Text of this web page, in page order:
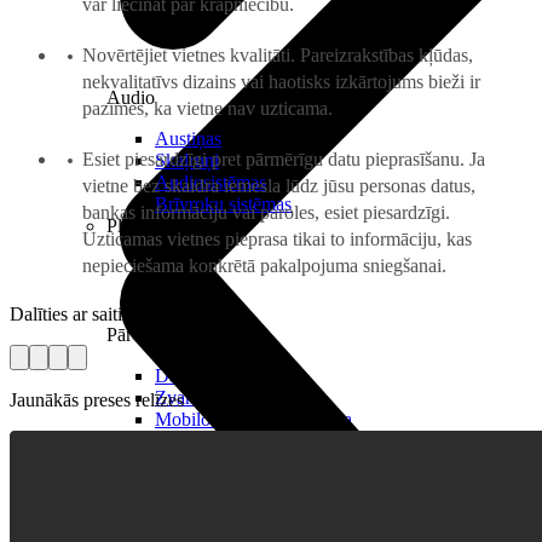
Pārvaldībai
Darbalaika uzskaite
Zvanu pārvaldnieks
Mobilo iekārtu pārvaldība
Audio
Austiņas
Skaļruņi
Audiosistēmas
Brīvroku sistēmas
Planšetes
Novērtējiet vietnes kvalitāti. Pareizrakstības kļūdas,
nekvalitatīvs dizains vai haotisks izkārtojums bieži ir
pazīmes, ka vietne nav uzticama.
Esiet piesardzīgi pret pārmērīgu datu pieprasīšanu. Ja
vietne bez skaidra iemesla lūdz jūsu personas datus,
bankas informāciju vai paroles, esiet piesardzīgi.
Uzticamas vietnes pieprasa tikai to informāciju, kas
nepieciešama konkrētā pakalpojuma sniegšanai.
Dalīties ar saiti
Jaunākās preses relīzes